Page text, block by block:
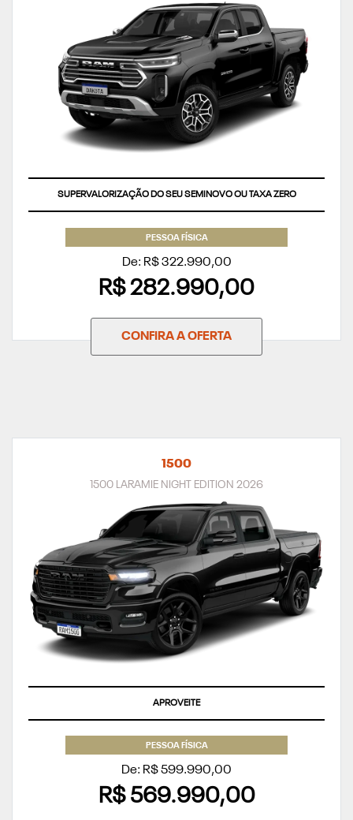
SUPERVALORIZAÇÃO DO SEU SEMINOVO OU TAXA ZERO
PESSOA FÍSICA
De: R$ 322.990,00
R$ 282.990,00
CONFIRA A OFERTA
1500
1500 LARAMIE NIGHT EDITION 2026
APROVEITE
PESSOA FÍSICA
De: R$ 599.990,00
R$ 569.990,00